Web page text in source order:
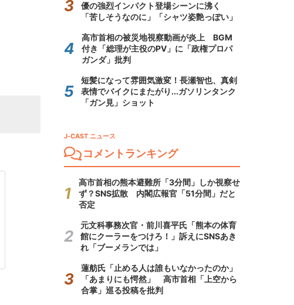
優の強烈インパクト登場シーンに沸く
「苦しそうなのに」「シャツ姿艶っぽい」
高市首相の被災地視察動画が炎上 BGM
付き「総理が主役のPV」に「政権プロパ
ガンダ」批判
短髪になって雰囲気激変！長瀬智也、真剣
表情でバイクにまたがり...ガソリンタンク
「ガン見」ショット
J-CAST ニュース
コメントランキング
高市首相の熊本避難所「3分間」しか視察せ
ず？SNS拡散 内閣広報官「51分間」だと
否定
元文科事務次官・前川喜平氏「熊本の体育
館にクーラーをつけろ！」訴えにSNSあき
れ「ブーメランでは」
蓮舫氏「止める人は誰もいなかったのか」
「あまりにも愕然」 高市首相「上空から
合掌」巡る投稿を批判